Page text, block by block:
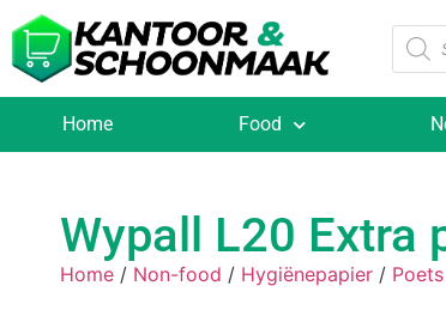
Home Food
Wypall L20 Extra
Home / Non-food / Hygiënepapier /